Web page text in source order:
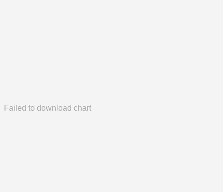
Failed to download chart